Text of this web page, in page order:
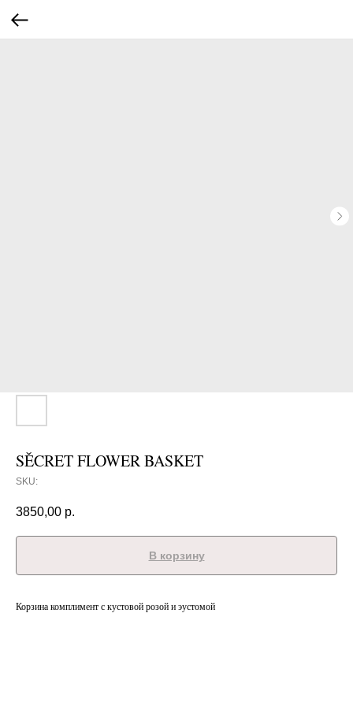
SĚCRET FLOWER BASKET
SKU:
3850,00 р.
В корзину
Корзина комплимент с кустовой розой и эустомой